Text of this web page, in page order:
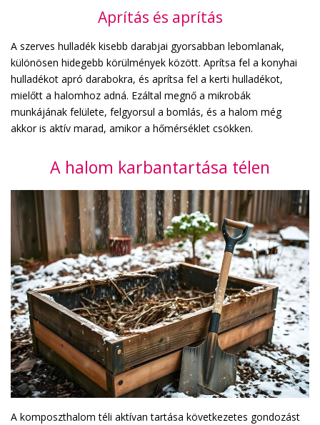
Aprítás és aprítás
A szerves hulladék kisebb darabjai gyorsabban lebomlanak,
különösen hidegebb körülmények között. Aprítsa fel a konyhai
hulladékot apró darabokra, és aprítsa fel a kerti hulladékot,
mielőtt a halomhoz adná. Ezáltal megnő a mikrobák
munkájának felülete, felgyorsul a bomlás, és a halom még
akkor is aktív marad, amikor a hőmérséklet csökken.
A halom karbantartása télen
A komposzthalom téli aktívan tartása következetes gondozást